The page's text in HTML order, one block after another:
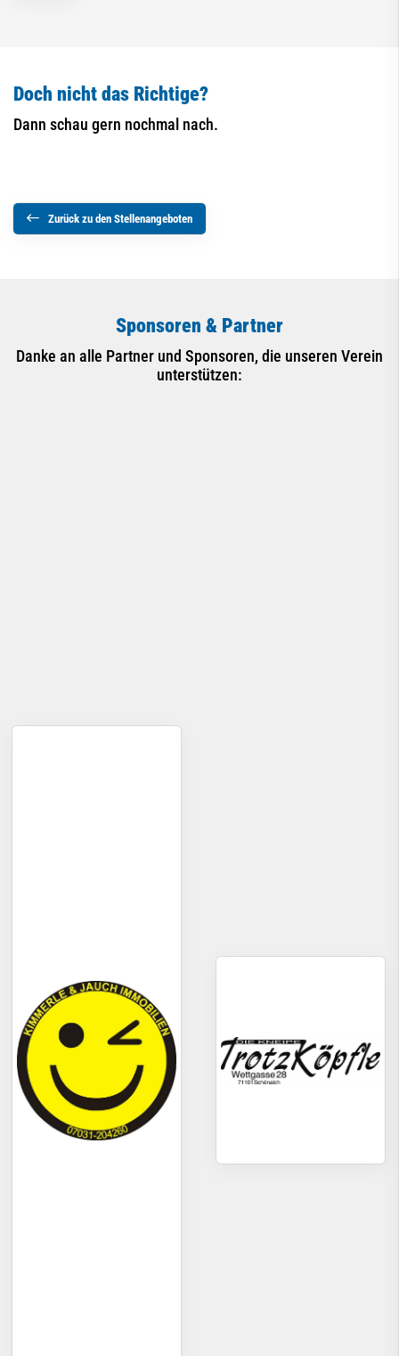
Doch nicht das Richtige?
Dann schau gern nochmal nach.
Zurück zu den Stellenangeboten
Sponsoren & Partner
Danke an alle Partner und Sponsoren, die unseren Verein
unterstützen: